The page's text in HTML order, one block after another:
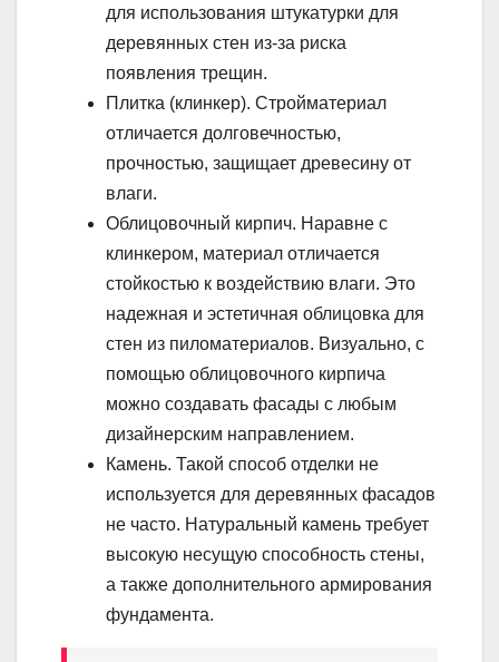
для использования штукатурки для
деревянных стен из-за риска
появления трещин.
Плитка (клинкер). Стройматериал
отличается долговечностью,
прочностью, защищает древесину от
влаги.
Облицовочный кирпич. Наравне с
клинкером, материал отличается
стойкостью к воздействию влаги. Это
надежная и эстетичная облицовка для
стен из пиломатериалов. Визуально, с
помощью облицовочного кирпича
можно создавать фасады с любым
дизайнерским направлением.
Камень. Такой способ отделки не
используется для деревянных фасадов
не часто. Натуральный камень требует
высокую несущую способность стены,
а также дополнительного армирования
фундамента.